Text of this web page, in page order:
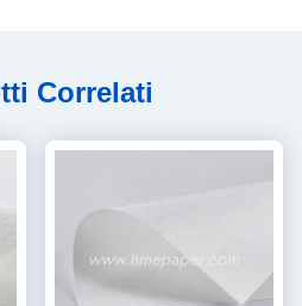
Correlati